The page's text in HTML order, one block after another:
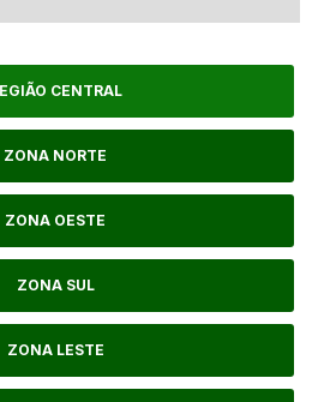
CENTRAL
ZONA NORTE
ZONA OESTE
ZONA SUL
ZONA LESTE